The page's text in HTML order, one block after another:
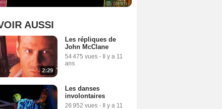
AUSSI
2:29
Les répliques de
John McClane
54 475 vues - Il y a 11
ans
Les danses
involontaires
26 952 vues - Il y a 11